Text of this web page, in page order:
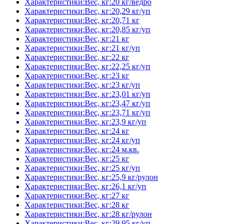
Характеристики:Вес, кг:20 кг/ведро
Характеристики:Вес, кг:20,29 кг/уп
Характеристики:Вес, кг:20,71 кг
Характеристики:Вес, кг:20,85 кг/уп
Характеристики:Вес, кг:21 кг
Характеристики:Вес, кг:21 кг/уп
Характеристики:Вес, кг:22 кг
Характеристики:Вес, кг:22,25 кг/уп
Характеристики:Вес, кг:23 кг
Характеристики:Вес, кг:23 кг/уп
Характеристики:Вес, кг:23,01 кг/уп
Характеристики:Вес, кг:23,47 кг/уп
Характеристики:Вес, кг:23,71 кг/уп
Характеристики:Вес, кг:23,9 кг/уп
Характеристики:Вес, кг:24 кг
Характеристики:Вес, кг:24 кг/уп
Характеристики:Вес, кг:24 м.кв.
Характеристики:Вес, кг:25 кг
Характеристики:Вес, кг:25 кг/уп
Характеристики:Вес, кг:25,9 кг/рулон
Характеристики:Вес, кг:26,1 кг/уп
Характеристики:Вес, кг:27 кг
Характеристики:Вес, кг:28 кг
Характеристики:Вес, кг:28 кг/рулон